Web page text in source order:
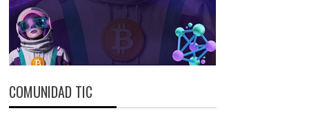
COMUNIDAD TIC